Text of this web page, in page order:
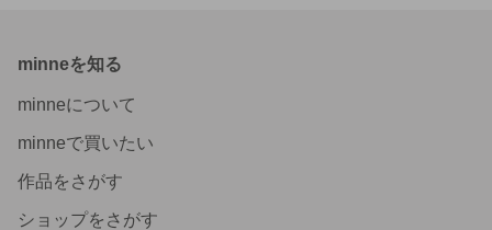
minneを知る
minneについて
minneで買いたい
作品をさがす
ショップをさがす